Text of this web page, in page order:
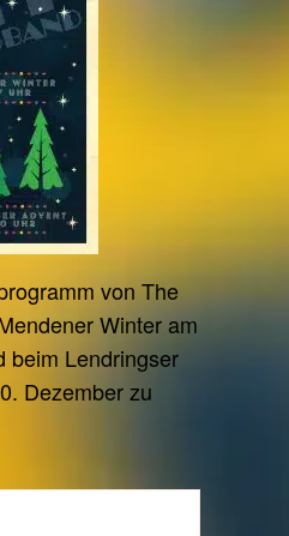
von The
Winter am
beim Lendringser
Dezember zu